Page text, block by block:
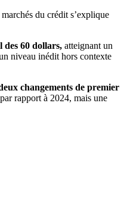
du crédit s’explique
des 60 dollars, atteignant un
niveau inédit hors contexte
changements de premier
rapport à 2024, mais une